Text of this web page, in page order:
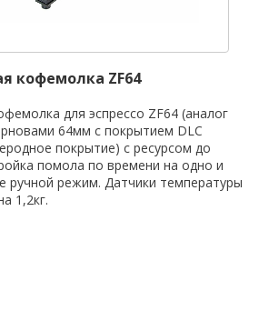
кофемолка ZF64
для эспрессо ZF64 (аналог
64мм с покрытием DLC
покрытие) с ресурсом до
помола по времени на одно и
ручной режим. Датчики температуры
1,2кг.